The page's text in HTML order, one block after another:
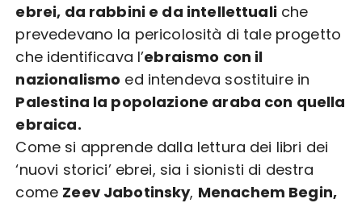
ebrei, da rabbini e da intellettualiche
prevedevano la pericolosità di tale progetto
che identificava l’ebraismo con il
nazionalismo ed intendeva sostituire in
Palestina la popolazione araba con quella
ebraica.
Come si apprende dalla lettura dei libri dei
‘nuovi storici’ ebrei, sia i sionisti di destra
come Zeev Jabotinsky, Menachem Begin,